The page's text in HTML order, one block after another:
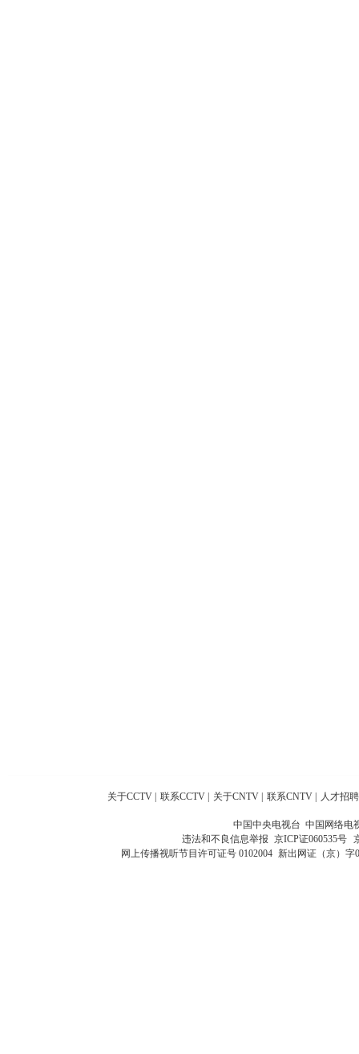
关于CCTV 联系CCTV 关于CNTV 联系CNTV 人才招聘
中国中央电视台 中国网络电
违法和不良信息举报 京ICP证060535号
网上传播视听节目许可证号 0102004 新出网证（京）